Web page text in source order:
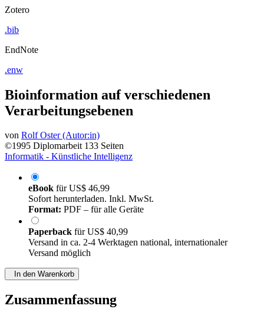
Zotero
.bib
EndNote
.enw
Bioinformation auf verschiedenen
Verarbeitungsebenen
von Rolf Oster (Autor:in)
©1995 Diplomarbeit 133 Seiten
Informatik - Künstliche Intelligenz
eBook fürUS$ 46,99
Sofort herunterladen. Inkl. MwSt.
Format: PDF – für alle Geräte
Paperback fürUS$ 40,99
Versand in ca. 2-4 Werktagen national, internationaler
Versand möglich
In den Warenkorb
Zusammenfassung